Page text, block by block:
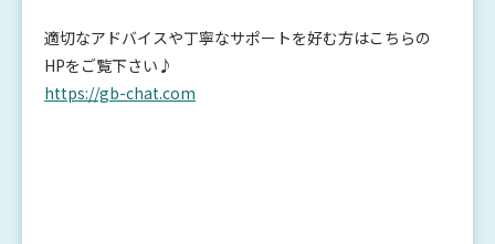
適切なアドバイスや丁寧なサポートを好む方はこちらの
HPをご覧下さい♪
https://gb-chat.com